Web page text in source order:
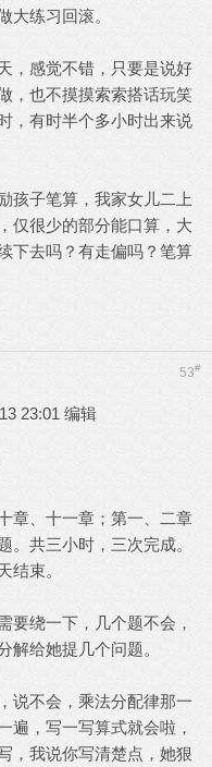
大练习回滚。
，感觉不错，只要是说好
，也不摸摸索索搭话玩笑
，有时半个多小时出来说
孩子笔算，我家女儿二上
仅很少的部分能口算，大
下去吗？有走偏吗？笔算
53#
23:01 编辑
章、十一章；第一、二章
。共三小时，三次完成。
结束。
要绕一下，几个题不会，
解给她提几个问题。
说不会，乘法分配律那一
遍，写一写算式就会啦，
，我说你写清楚点，她狠